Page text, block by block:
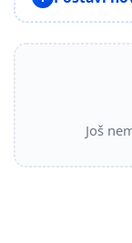
Još